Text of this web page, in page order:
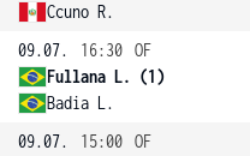
Ccuno R.
09.07.
16:30 OF
Fullana L. (1)
Badia L.
09.07.
15:00 OF